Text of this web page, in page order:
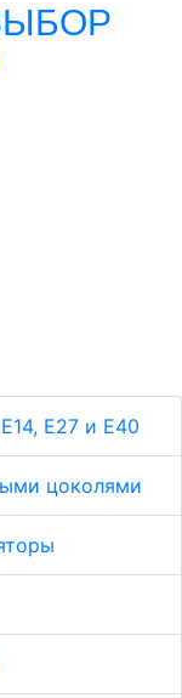
E27 и E40
цоколями